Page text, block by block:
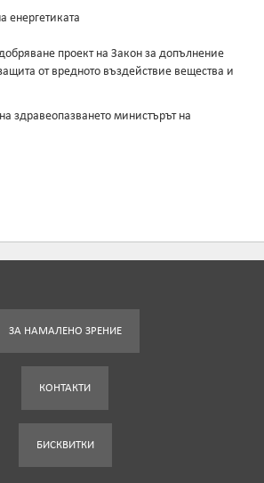
енергетиката
проект на Закон за допълнение
от вредното въздействие вещества и
здравеопазването министърът на
ЗА НАМАЛЕНО ЗРЕНИЕ
КОНТАКТИ
БИСКВИТКИ